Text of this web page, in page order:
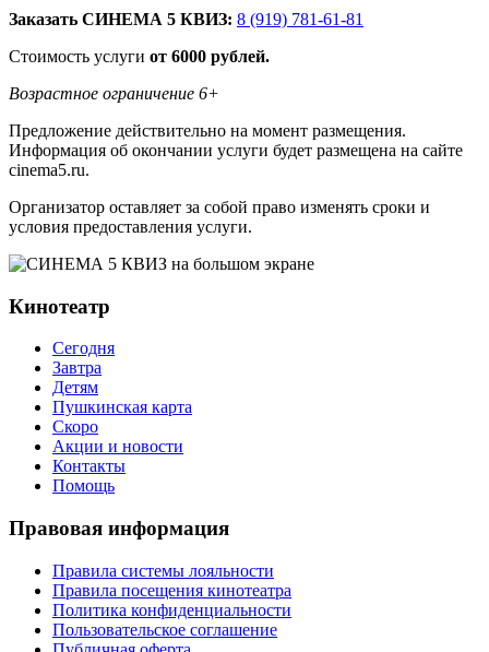
Заказать СИНЕМА 5 КВИЗ: 8 (919) 781-61-81
Стоимость услуги от 6000 рублей.
Возрастное ограничение 6+
Предложение действительно на момент размещения.
Информация об окончании услуги будет размещена на сайте
cinema5.ru.
Организатор оставляет за собой право изменять сроки и
условия предоставления услуги.
Кинотеатр
Сегодня
Завтра
Детям
Пушкинская карта
Скоро
Акции и новости
Контакты
Помощь
Правовая информация
Правила системы лояльности
Правила посещения кинотеатра
Политика конфиденциальности
Пользовательское соглашение